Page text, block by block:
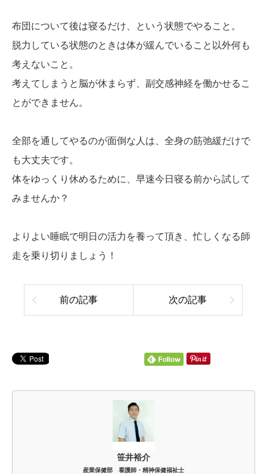
布団について後は寝るだけ、という状態でやること。
脱力している状態のときは体が緩んでいること以外何も
考えないこと。
考えてしまうと脳が休まらず、副交感神経を働かせるこ
とができません。
全部を通してやるのが面倒な人は、全身の筋弛緩だけで
も大丈夫です。
体をゆっくり休めるために、早速今日寝る前から試して
みませんか？
よりよい睡眠で明日の活力を養って頂き、忙しくなる師
走を乗り切りましょう！
前の記事 次の記事
笹井裕介
産業保健部 看護師・精神保健福祉士